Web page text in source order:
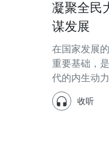
凝聚全民
谋发展
在国家发展
重要基础，
代的内生动力
收听